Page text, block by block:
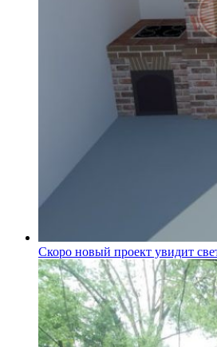
Скоро новый проект увидит